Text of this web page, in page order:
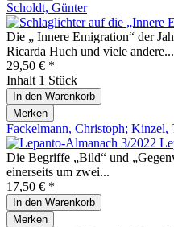
Scholdt, Günter
Die „ Innere Emigration“ der
Ricarda Huch und viele andere...
29,50 € *
Inhalt 1 Stück
In den Warenkorb
Merken
Fackelmann, Christoph; Kinzel,
Die Begriffe „Bild“ und
einerseits um zwei...
17,50 € *
In den Warenkorb
Merken